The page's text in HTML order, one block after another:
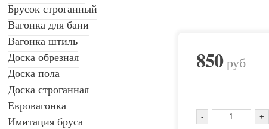
Брусок строганный
Вагонка для бани
Вагонка штиль
Доска обрезная
Доска пола
Доска строганная
Евровагонка
Имитация бруса
850руб